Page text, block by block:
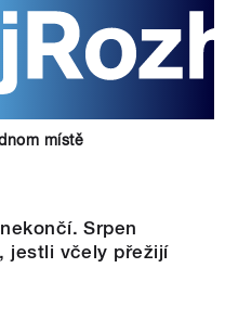
místě
Srpen
jestli včely přežijí